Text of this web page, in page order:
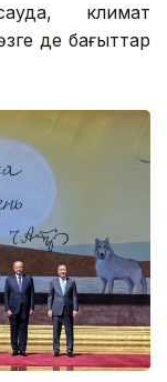
климат
де бағыттар